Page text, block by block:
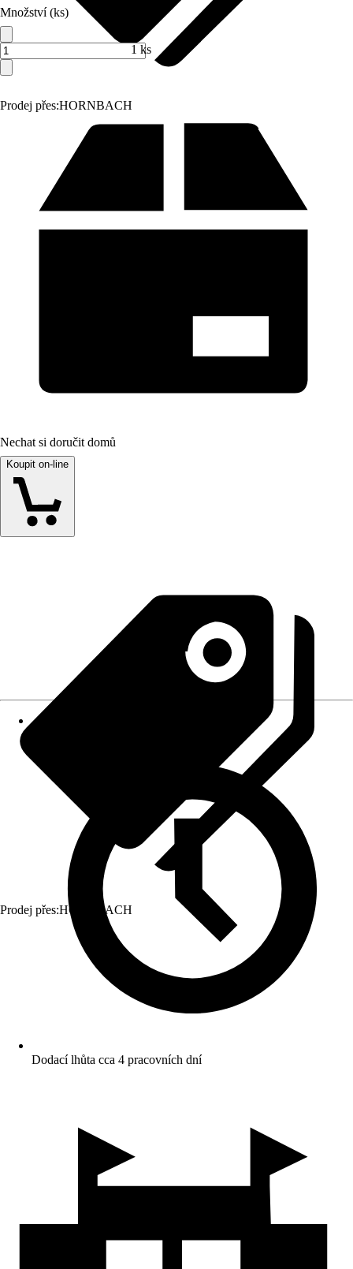
Prodej přes:HORNBACH
Množství (ks)
1 ks
Nechat si doručit domů
Koupit on-line
Prodej přes:HORNBACH
Dodací lhůta cca 4 pracovních dní